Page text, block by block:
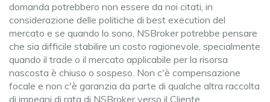
domanda potrebbero non essere da noi citati, in
considerazione delle politiche di best execution del
mercato e se quando lo sono, NSBroker potrebbe pensare
che sia difficile stabilire un costo ragionevole, specialmente
quando il trade o il mercato applicabile per la risorsa
nascosta è chiuso o sospeso. Non c'è compensazione
focale e non c'è garanzia da parte di qualche altra raccolta
di impegni di rata di NSBroker verso il Cliente.